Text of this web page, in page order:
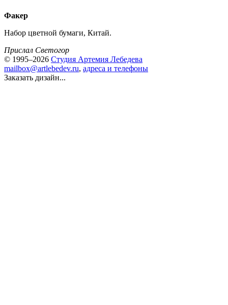
Факер
Набор цветной бумаги, Китай.
Прислал Светогор
© 1995–2026 Студия Артемия Лебедева
mailbox@artlebedev.ru, адреса и телефоны
Заказать дизайн...